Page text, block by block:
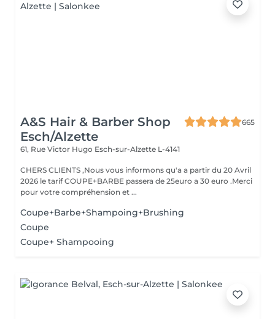
A&S Hair & Barber Shop
Esch/Alzette
665
61, Rue Victor Hugo Esch-sur-Alzette L-4141
CHERS CLIENTS ,Nous vous informons qu'a a partir du 20 Avril
2026 le tarif COUPE+BARBE passera de 25euro a 30 euro .Merci
pour votre compréhension et ...
Coupe+Barbe+Shampoing+Brushing
Coupe
Coupe+ Shampooing